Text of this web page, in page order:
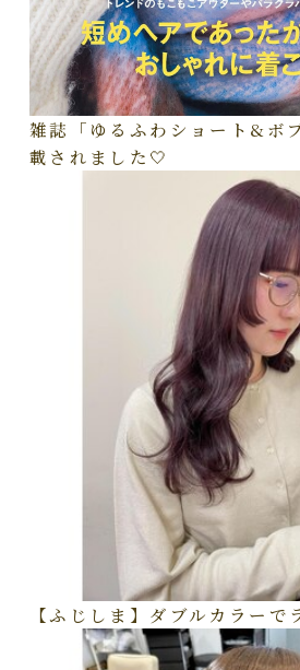
雑誌「ゆるふわショート&ボ
載されました🤍
【ふじしま】ダブルカラーで